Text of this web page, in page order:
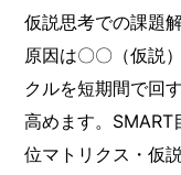
仮説思考での課題
原因は〇〇（仮説
クルを短期間で回
高めます。
位マトリクス・仮